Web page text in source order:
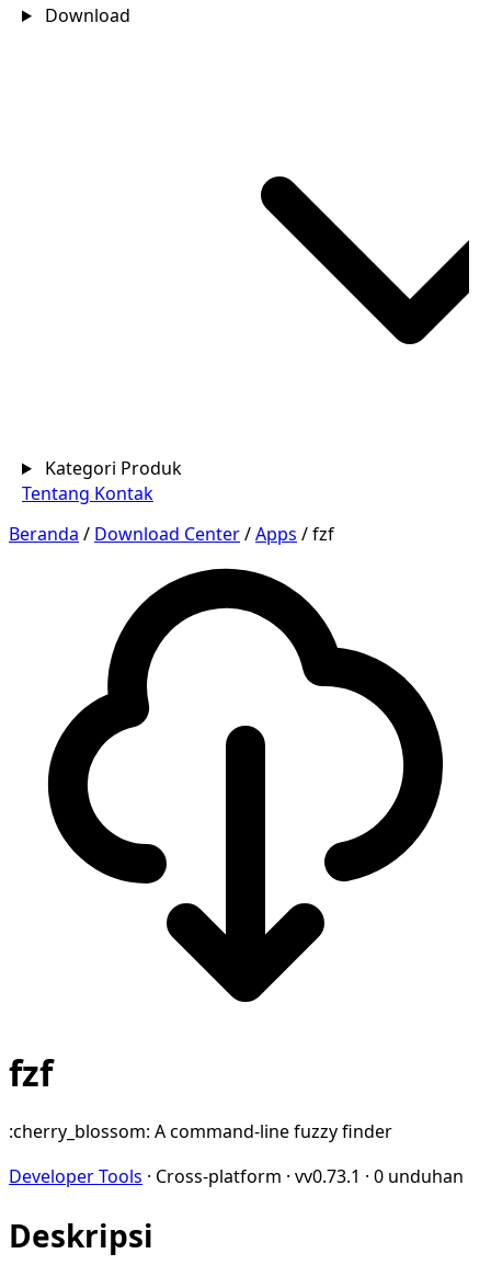
Download
Kategori Produk
Tentang Kontak
Beranda / Download Center/Apps /fzf
fzf
:cherry_blossom: A command-line fuzzy finder
Developer Tools · Cross-platform · vv0.73.1 · 0 unduhan
Deskripsi